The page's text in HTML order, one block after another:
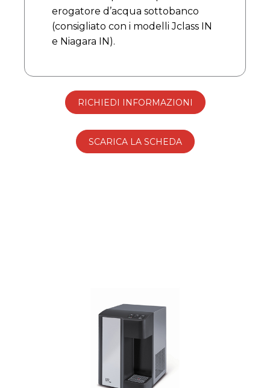
erogatore d’acqua sottobanco
(consigliato con i modelli Jclass IN
e Niagara IN).
RICHIEDI INFORMAZIONI
SCARICA LA SCHEDA